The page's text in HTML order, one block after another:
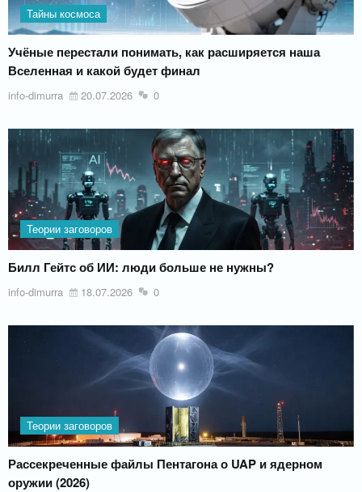
Тайны космоса
Учёные перестали понимать, как расширяется наша
Вселенная и какой будет финал
info-dimurra 20.07.2026 0
Теории заговоров
Билл Гейтс об ИИ: люди больше не нужны?
info-dimurra 18.07.2026 0
Теории заговоров
Рассекреченные файлы Пентагона о UAP и ядерном
оружии (2026)